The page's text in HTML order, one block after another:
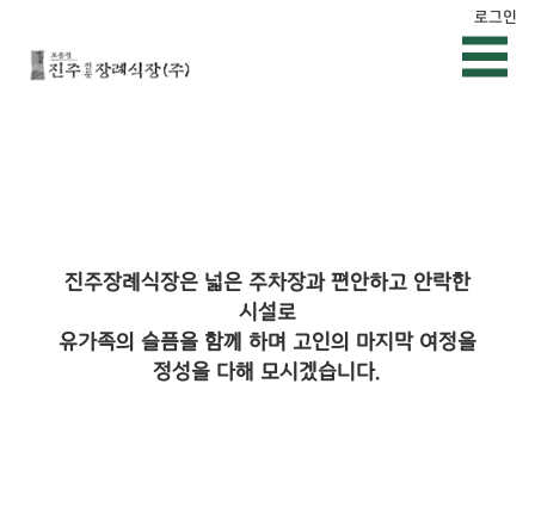
로그인
진주장례식장은 넓은 주차장과 편안하고 안락한
시설로
유가족의 슬픔을 함께 하며 고인의 마지막 여정을
정성을 다해 모시겠습니다.